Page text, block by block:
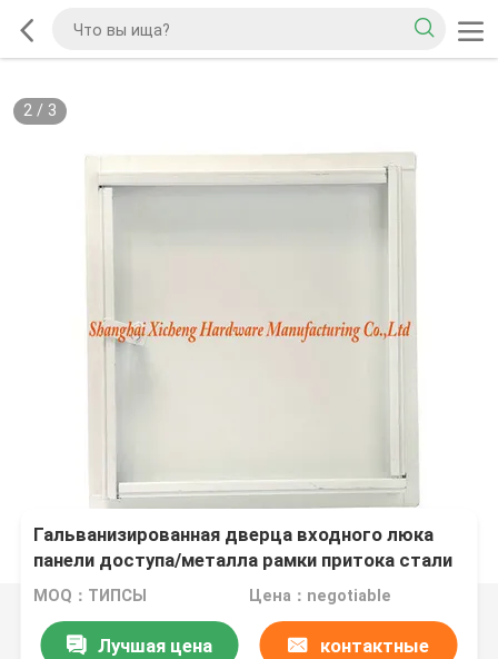
2/ 3
Гальванизированная дверца входного люка
панели доступа/металла рамки притока стали
с ключевой системой
MOQ：ТИПСЫ Цена：negotiable
Лучшая цена контактные